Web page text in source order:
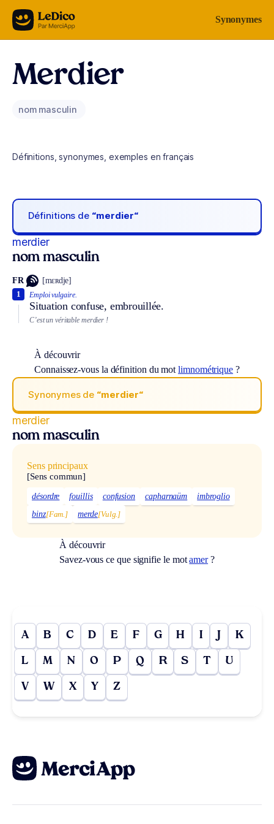
Aller au contenu Synonymes
Merdier
nom masculin
Définitions, synonymes, exemples en français
Définitions de “merdier“
merdier
nom masculin
FR [mɛʀdje]
Emploi vulgaire.
Situation confuse, embrouillée.
1
C’est un véritable merdier !
À découvrir
Connaissez-vous la définition du motlimnométrique ?
Synonymes de “merdier“
merdier
nom masculin
Sens principaux
[Sens commun]
désordre fouillis confusion capharnaüm
imbroglio
binz[Fam.] merde[Vulg.]
À découvrir
Savez-vous ce que signifie le motamer?
A B C D E F G H I J K
L M N O P Q R S T U
V W X Y Z